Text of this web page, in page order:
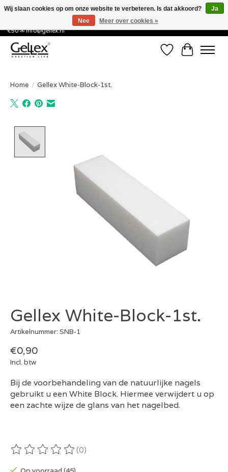
✅ Voor 15:00 besteld, de volgende werkdag in huis! ✅ Gratis verzenden vanaf
€50 ✉info@gellex.nl
Verlanglijst
Home / Gellex White-Block-1st.
Gellex White-Block-1st.
Artikelnummer: SNB-1
€0,90
Incl. btw
Bij de voorbehandeling van de natuurlijke nagels
gebruikt u een White Block. Hiermee verwijdert u op
een zachte wijze de glans van het nagelbed.
De beoordeling van dit product is
(0)
Wij slaan cookies op om onze website te verbeteren. Is dat akkoord?
Ja
Nee
Meer over cookies »